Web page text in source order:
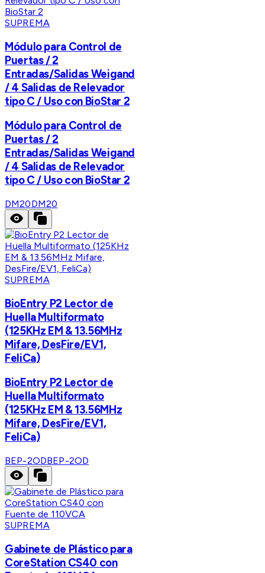
SUPREMA
Módulo para Control de
Puertas / 2
Entradas/Salidas Weigand
/ 4 Salidas de Relevador
tipo C / Uso con BioStar 2
Módulo para Control de
Puertas / 2
Entradas/Salidas Weigand
/ 4 Salidas de Relevador
tipo C / Uso con BioStar 2
DM20DM20
SUPREMA
BioEntry P2 Lector de
Huella Multiformato
(125KHz EM & 13.56MHz
Mifare, DesFire/EV1,
FeliCa)
BioEntry P2 Lector de
Huella Multiformato
(125KHz EM & 13.56MHz
Mifare, DesFire/EV1,
FeliCa)
BEP-2ODBEP-2OD
SUPREMA
Gabinete de Plástico para
CoreStation CS40 con